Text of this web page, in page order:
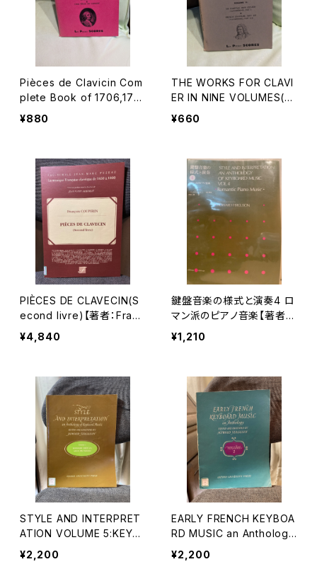
Pièces de Clavicin Com
plete Book of 1706,172
4,1731【著者：RAMEAU】出
¥880
THE WORKS FOR CLAVI
ER IN NINE VOLUMES(LP
S Nos.1a,1b,9,21,22,45,4
830(CLAVIERÜBUNG, PA
RT 1)・FRENCH OVERTU
RE, BWV 831(CLAVIERÜ
BUNG,PART Ⅱ／2)【著
者：J.S.BACH】出版社：LEA
POCKET SCORES 出版年
¥660
PIÈCES DE CLAVECIN(S
econd livre)【著者：Franç
ois COUPERIN】出版社：E
DITIONS J.M.FUZEAU 1
¥4,840
鍵盤音楽の様式と演奏4 ロ
マン派のピアノ音楽【著者：
ハワード・ファーガスン 訳：
角倉一朗】出版社：全音楽
¥1,210
STYLE AND INTERPRET
ATION VOLUME 5:KEYB
OARD DUETS(1)【編著：H
OWARD FERGUSON】出
¥2,200
EARLY FRENCH KEYBOA
RD MUSIC an Anthology
VOLUME 2【編著：HOWAR
D FERGUSON】出版社：O
¥2,200